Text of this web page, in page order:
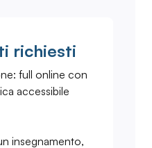
richiesti
full online con
accessibile
insegnamento,